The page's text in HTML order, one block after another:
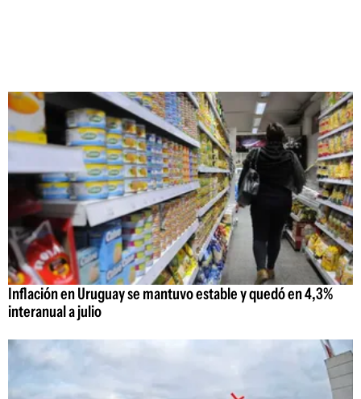
Inflación en Uruguay se mantuvo estable y quedó en 4,3%
interanual a julio